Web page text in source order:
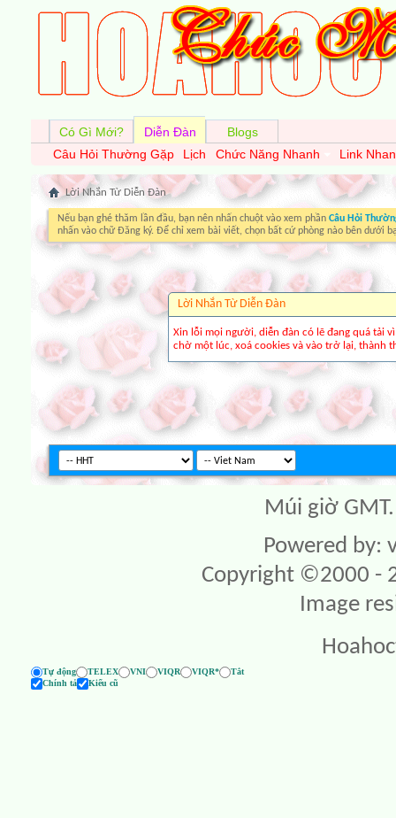
Có Gì Mới?
Diễn Đàn
Câu Hỏi Thường Gặp
Lịch Chức Năng Nhanh Link
Blogs
Lời Nhắn Từ Diễn Ðàn
Nếu bạn ghé thăm lần đầu, bạn nên nhấn chuột vào xem phần Câu Hỏi
nhấn vào chữ Đăng ký. Để chỉ xem bài viết, chọn bất cứ phòng nào bên dưới
Lời Nhắn Từ Diễn Ðàn
Xin lỗi mọi người, diễn đàn có lẽ đang quá tải
chờ một lúc, xoá cookies và vào trở lại, thành
Múi giờ
Powered by:
Copyright ©2000 -
Image
Tự động TELEX VNI VIQR VIQR*
Tắt
Chính tả
Kiểu cũ